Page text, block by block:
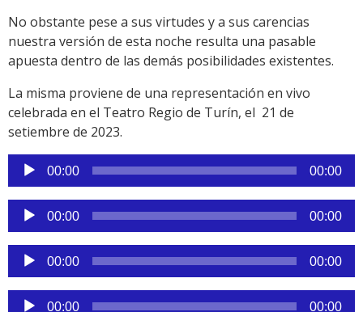
No obstante pese a sus virtudes y a sus carencias
nuestra versión de esta noche resulta una pasable
apuesta dentro de las demás posibilidades existentes.
La misma proviene de una representación en vivo
celebrada en el Teatro Regio de Turín, el 21 de
setiembre de 2023.
Reproductor
de
audio
00:00 00:00
Reproductor
de
audio
00:00 00:00
Reproductor
de
audio
00:00 00:00
Reproductor
00:00 00:00